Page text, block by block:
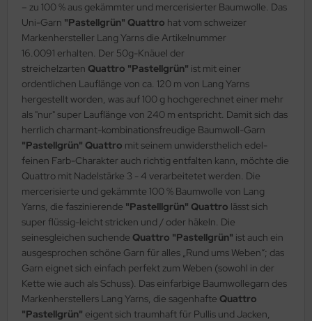
– zu 100 % aus gekämmter und mercerisierter Baumwolle. Das
Uni-Garn "Pastellgrün" Quattro hat vom schweizer
Markenhersteller Lang Yarns die Artikelnummer
16.0091 erhalten. Der 50g-Knäuel der
streichelzarten Quattro "Pastellgrün" ist mit einer
ordentlichen Lauflänge von ca. 120 m von Lang Yarns
hergestellt worden, was auf 100 g hochgerechnet einer mehr
als "nur" super Lauflänge von 240 m entspricht. Damit sich das
herrlich charmant-kombinationsfreudige Baumwoll-Garn
"Pastellgrün" Quattro mit seinem unwidersthelich edel-
feinen Farb-Charakter auch richtig entfalten kann, möchte die
Quattro mit Nadelstärke 3 - 4 verarbeitetet werden. Die
mercerisierte und gekämmte 100 % Baumwolle von Lang
Yarns, die faszinierende "Pastelllgrün" Quattro lässt sich
super flüssig-leicht stricken und / oder häkeln. Die
seinesgleichen suchende Quattro "Pastellgrün" ist auch ein
ausgesprochen schöne Garn für alles „Rund ums Weben“; das
Garn eignet sich einfach perfekt zum Weben (sowohl in der
Kette wie auch als Schuss). Das einfarbige Baumwollegarn des
Markenherstellers Lang Yarns, die sagenhafte Quattro
"Pastellgrün" eigent sich traumhaft für Pullis und Jacken,